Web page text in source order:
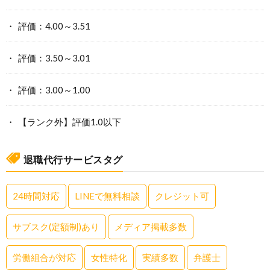
評価：4.00～3.51
評価：3.50～3.01
評価：3.00～1.00
【ランク外】評価1.0以下
退職代行サービスタグ
24時間対応 LINEで無料相談 クレジット可
サブスク(定額制)あり メディア掲載多数
労働組合が対応 女性特化 実績多数 弁護士